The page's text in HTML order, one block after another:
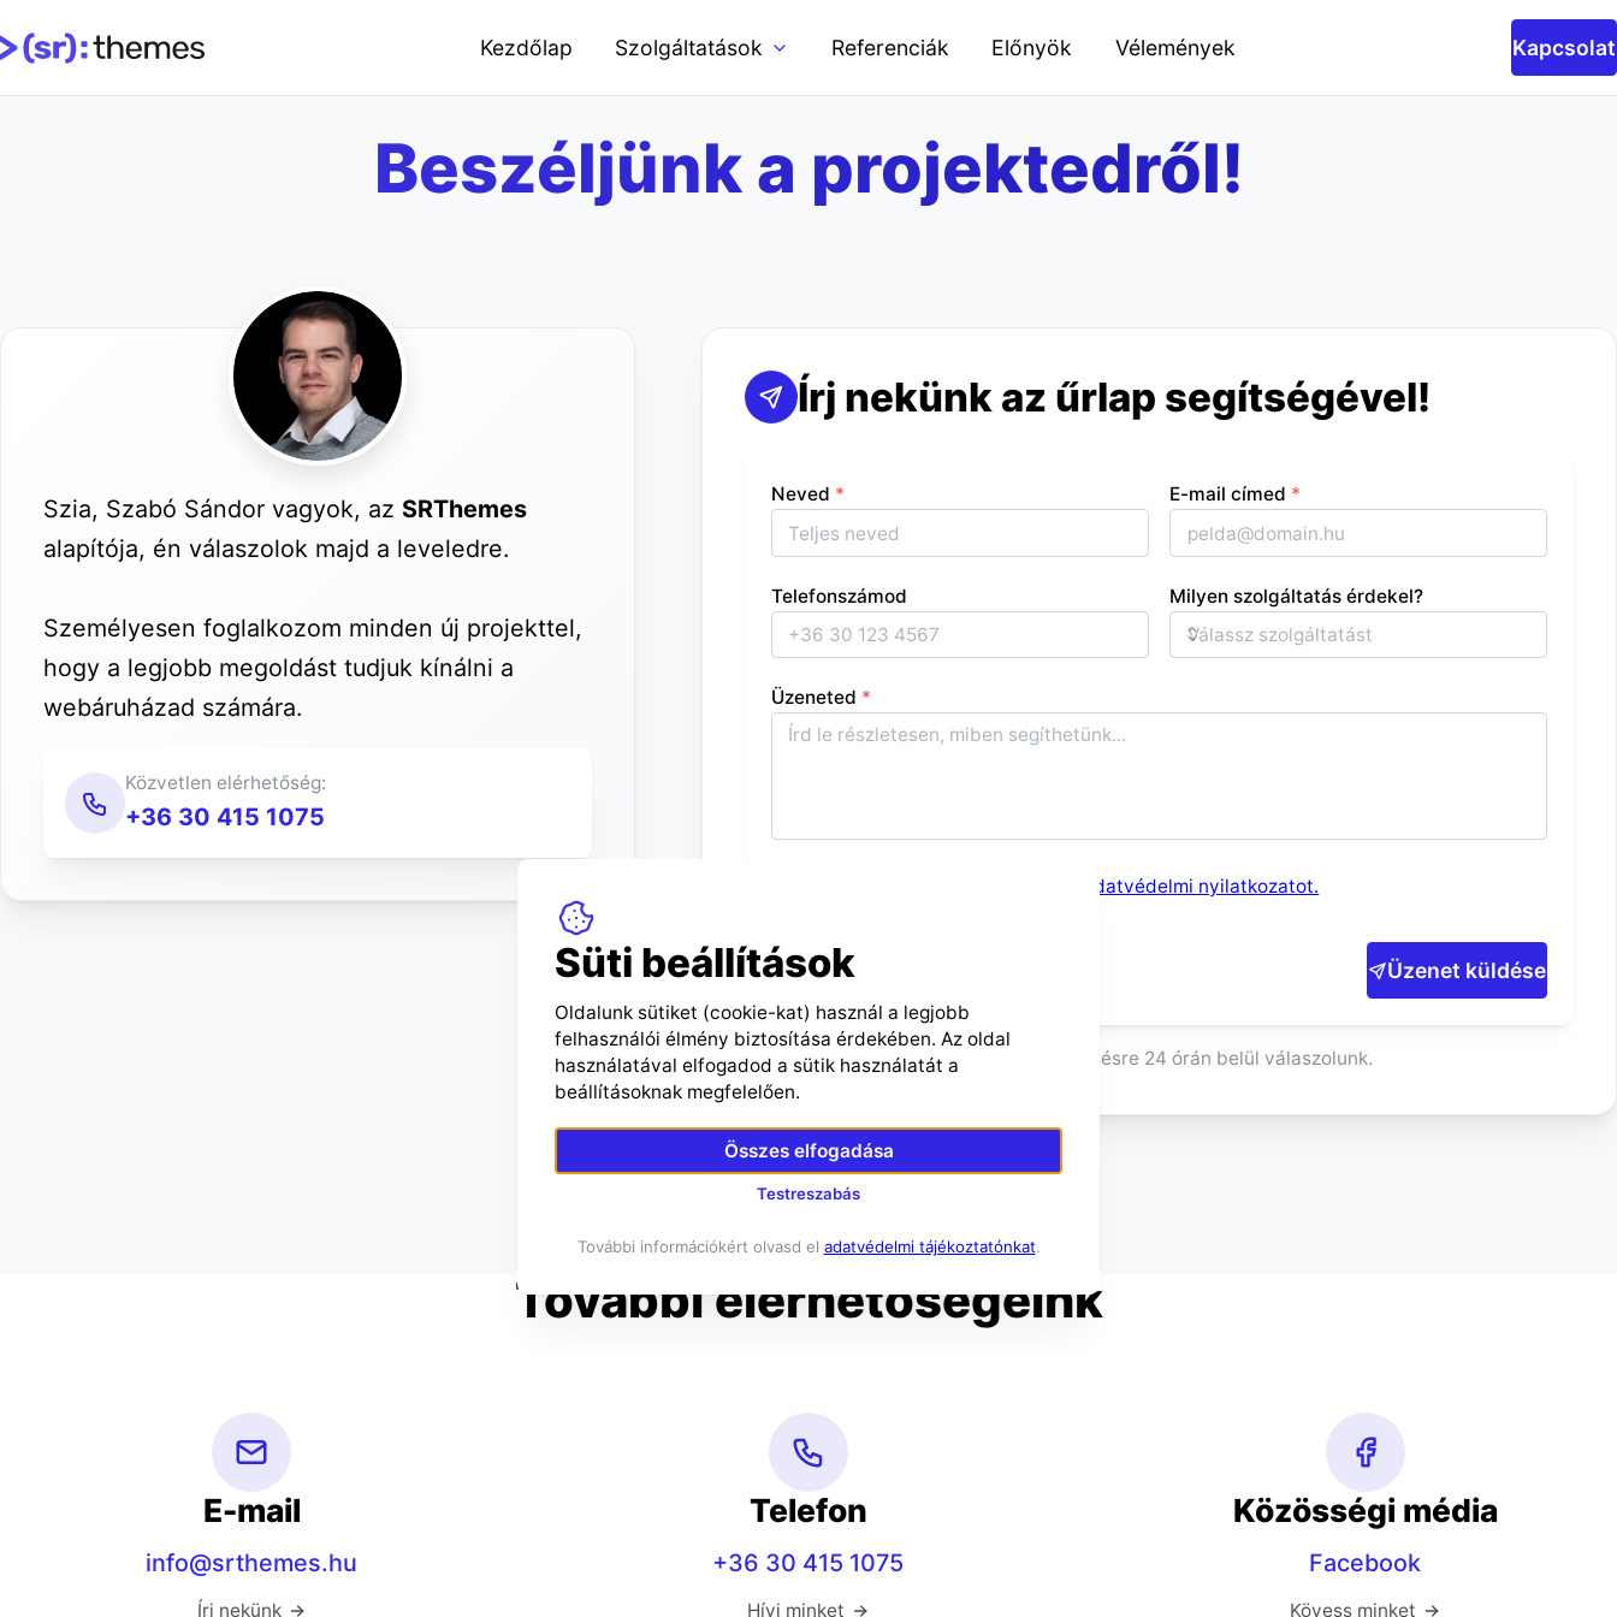
Kezdőlap Szolgáltatások Referenciák Előnyök Vélemények Kapcsolat
Beszéljünk a projektedről!
Szia, Szabó Sándor vagyok, az SRThemes
alapítója, én válaszolok majd a leveledre.
Személyesen foglalkozom minden új projekttel,
hogy a legjobb megoldást tudjuk kínálni a
webáruházad számára.
Közvetlen elérhetőség:
+36 30 415 1075
Írj nekünk az űrlap segítségével!
Neved * E-mail címed *
Telefonszámod Milyen szolgáltatás érdekel?
Üzeneted *
adatvédelmi nyilatkozatot.
Üzenet küldése
Minden megkeresésre 24 órán belül válaszolunk.
További elérhetőségeink
E-mail
info@srthemes.hu
Írj nekünk
Telefon
+36 30 415 1075
Hívj minket
Közösségi média
Facebook
Kövess minket
Süti beállítások
Oldalunk sütiket (cookie-kat) használ a legjobb
felhasználói élmény biztosítása érdekében. Az oldal
használatával elfogadod a sütik használatát a
beállításoknak megfelelően.
Összes elfogadása
Testreszabás
További információkért olvasd el adatvédelmi tájékoztatónkat.